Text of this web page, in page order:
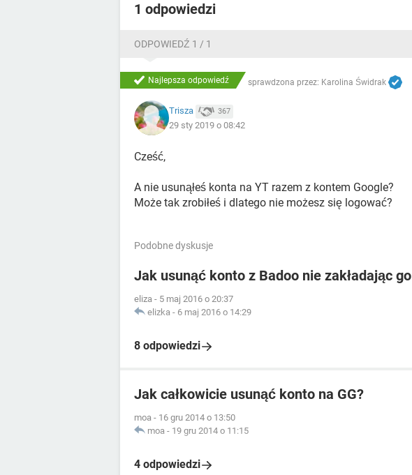
1 odpowiedzi
ODPOWIEDŹ 1 / 1
Najlepsza odpowiedź sprawdzona przez: Karolina Świdrak
Trisza 367
29 sty 2019 o 08:42
Cześć,
A nie usunąłeś konta na YT razem z kontem Google?
Może tak zrobiłeś i dlatego nie możesz się logować?
Podobne dyskusje
Jak usunąć konto z Badoo nie zakładając go
eliza - 5 maj 2016 o 20:37
elizka - 6 maj 2016 o 14:29
8 odpowiedzi
Jak całkowicie usunąć konto na GG?
moa - 16 gru 2014 o 13:50
moa - 19 gru 2014 o 11:15
4 odpowiedzi